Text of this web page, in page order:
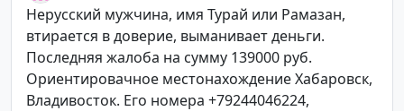
Нерусский мужчина, имя Турай или Рамазан,
втирается в доверие, выманивает деньги.
Последняя жалоба на сумму 139000 руб.
Ориентировачное местонахождение Хабаровск,
Владивосток. Его номера +79244046224,